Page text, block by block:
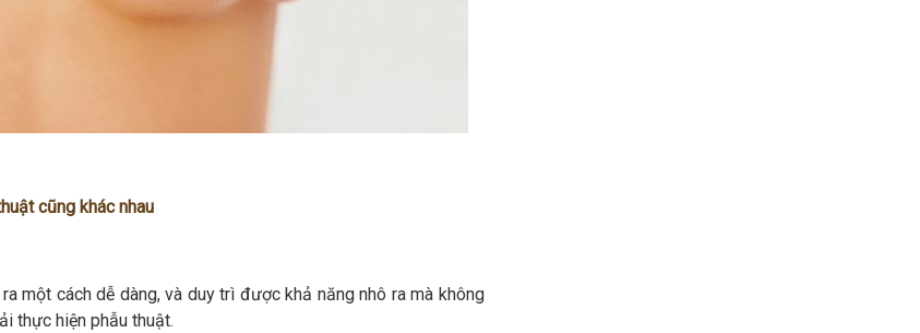
cũng khác nhau
một cách dễ dàng, và duy trì được khả năng nhô ra mà không
thực hiện phẫu thuật.